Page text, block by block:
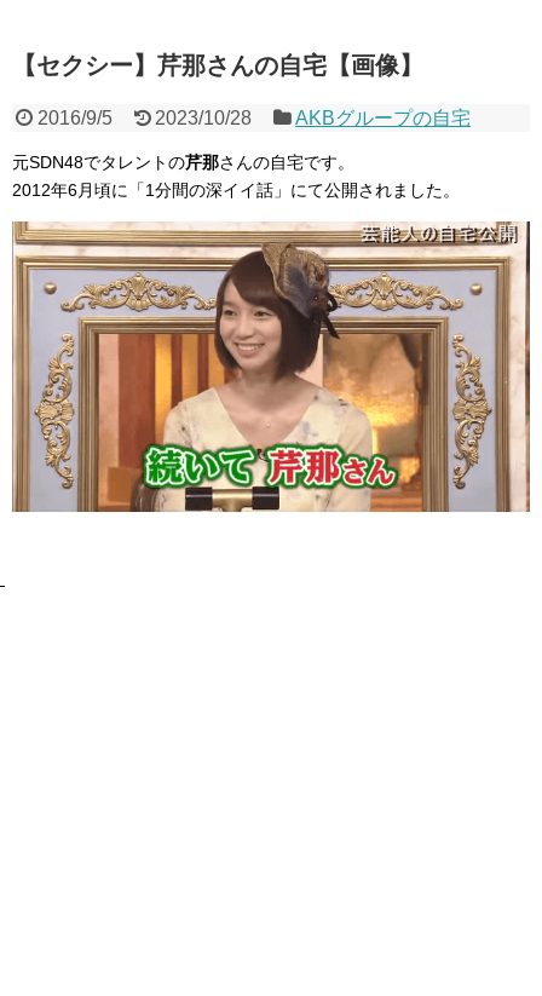
【セクシー】芹那さんの自宅【画像】
2016/9/5 2023/10/28 AKBグループの自宅
元SDN48でタレントの芹那さんの自宅です。
2012年6月頃に「1分間の深イイ話」にて公開されました。